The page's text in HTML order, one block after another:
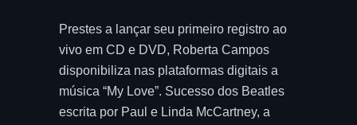
Prestes a lançar seu primeiro registro ao
vivo em CD e DVD, Roberta Campos
disponibiliza nas plataformas digitais a
música “My Love”. Sucesso dos Beatles
escrita por Paul e Linda McCartney, a